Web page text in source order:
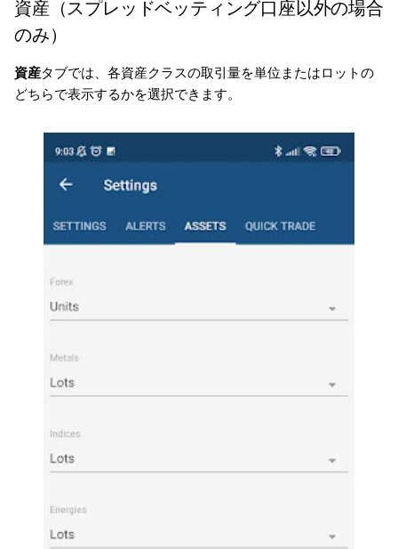
資産（スプレッドベッティング口座以外の場合
のみ）
資産タブでは、各資産クラスの取引量を単位またはロットの
どちらで表示するかを選択できます。